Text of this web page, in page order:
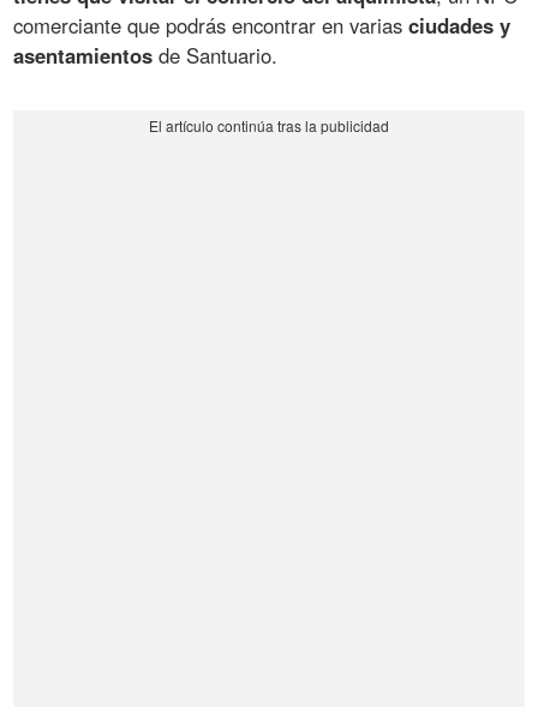
comerciante que podrás encontrar en variasciudades y
asentamientos de Santuario.